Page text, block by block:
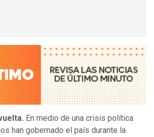
En medio de una crisis política
han gobernado el país durante la